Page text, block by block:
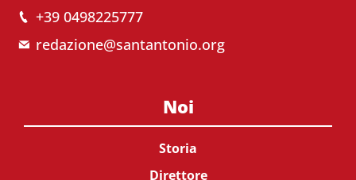
+39 0498225777
redazione@santantonio.org
Noi
Storia
Direttore